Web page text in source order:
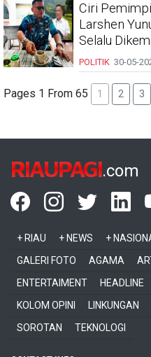
Ciri
Larshen
Selalu
POLITIK 30-05-
Pages 1 From 65 1 2 3
RIAUPAGI.com
+ RIAU + NEWS +
GALERI FOTO
AGAMA
ENTERTAIMENT
HEADLINE
KOLOM OPINI
LINKUNGAN
SOROTAN
TEKNOLOGI